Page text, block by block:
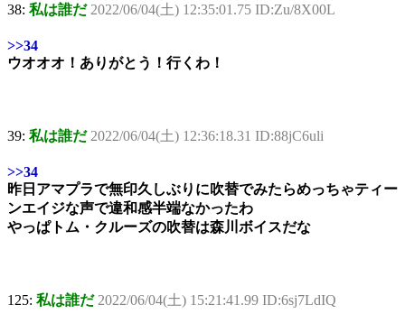
38: 私は誰だ 2022/06/04(土) 12:35:01.75 ID:Zu/8X00L
>>34
ウオオオ！ありがとう！行くわ！
39: 私は誰だ 2022/06/04(土) 12:36:18.31 ID:88jC6uli
>>34
昨日アマプラで無印久しぶりに吹替でみたらめっちゃティー
ンエイジな声で違和感半端なかったわ
やっぱトム・クルーズの吹替は森川ボイスだな
125: 私は誰だ 2022/06/04(土) 15:21:41.99 ID:6sj7LdIQ